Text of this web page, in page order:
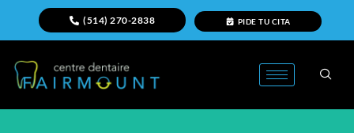
(514) 270-2838 PIDE TU CITA